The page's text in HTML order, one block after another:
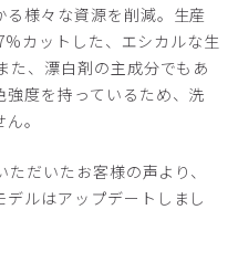
売になるとは大変残念で
かったです。すでに遅し…
3月下旬、丸の内店に伺っ
タッフさんの声掛けがよろ
ェックスクラブトップ
る様々な資源を削減。生産
カットした、エシカルな生
た、漂白剤の主成分でもあ
度を持っているため、洗
。
だいたお客様の声より、
ルはアップデートしまし